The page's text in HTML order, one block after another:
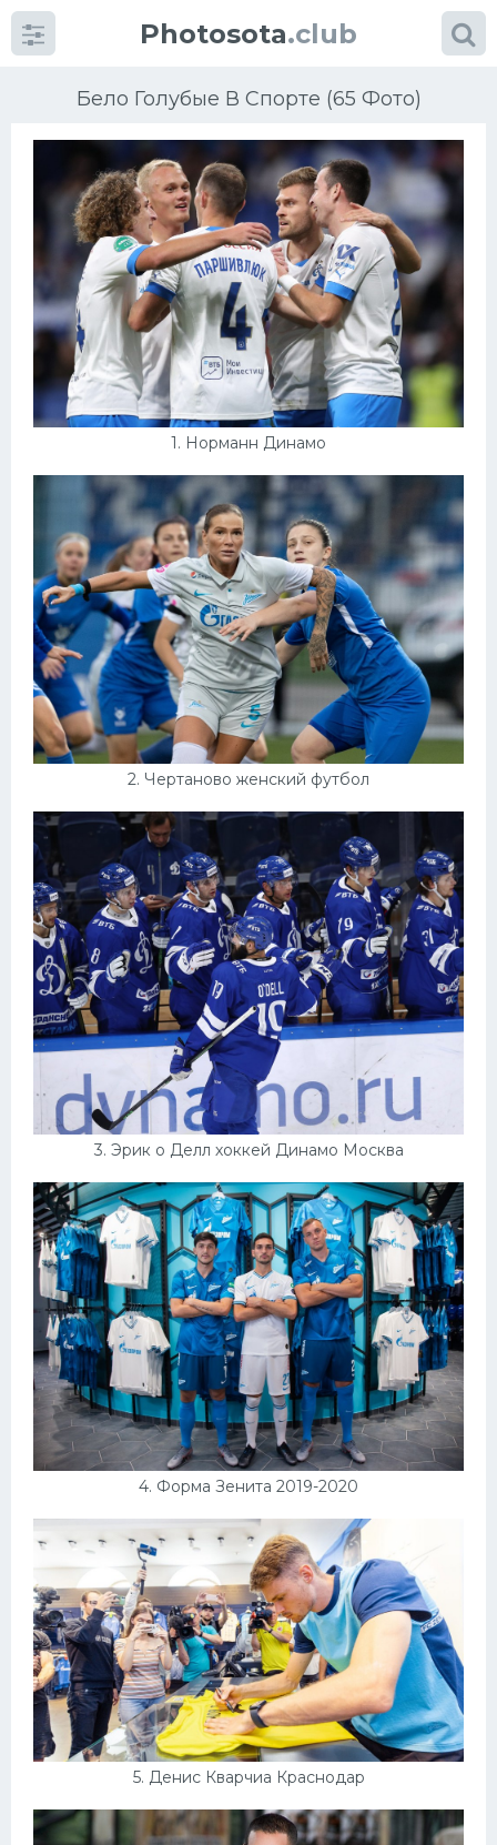
Photosota.club
Бело Голубые В Спорте (65 Фото)
1. Норманн Динамо
2. Чертаново женский футбол
3. Эрик о Делл хоккей Динамо Москва
4. Форма Зенита 2019-2020
5. Денис Кварчиа Краснодар
КатегорииФото
Много картинок...
Футбол
Баскетбол
Велогонки
Конькобежный спорт
Тренажеры
Интерьеры квартир